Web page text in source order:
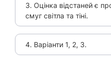
3. Оцінка відстаней є
смуг світла та тіні.
4. Варіанти 1, 2, 3.